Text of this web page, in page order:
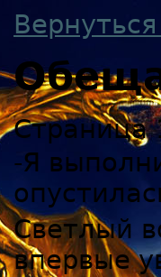
Страница
-Я
Светлый
впервые